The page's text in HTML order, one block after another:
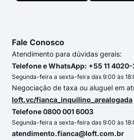
Fale Conosco
Atendimento para dúvidas gerais:
Telefone e WhatsApp: +55 11
Segunda-feira a sexta-feira das 9:00 às
Negociação de taxa ou aluguel em
loft.vc/fianca_inquilino_arealogada
Telefone 0800 001 6003
Segunda-feira a sexta-feira das 9:00 às
atendimento.fianca@loft.com.br